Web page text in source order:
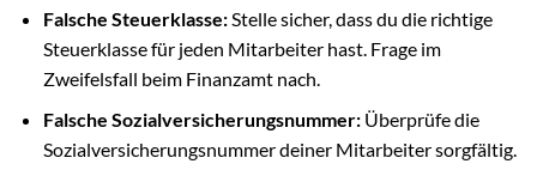
Falsche Steuerklasse:Stelle sicher, dass du die richtige
Steuerklasse für jeden Mitarbeiter hast. Frage im
Zweifelsfall beim Finanzamt nach.
Falsche Sozialversicherungsnummer:Überprüfe die
Sozialversicherungsnummer deiner Mitarbeiter sorgfältig.